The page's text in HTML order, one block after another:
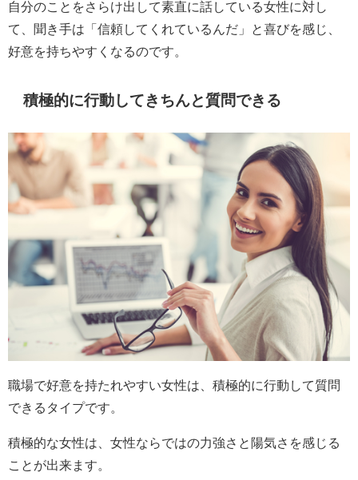
自分のことをさらけ出して素直に話している女性に対し
て、聞き手は「信頼してくれているんだ」と喜びを感じ、
好意を持ちやすくなるのです。
積極的に行動してきちんと質問できる
職場で好意を持たれやすい女性は、積極的に行動して質問
できるタイプです。
積極的な女性は、女性ならではの力強さと陽気さを感じる
ことが出来ます。